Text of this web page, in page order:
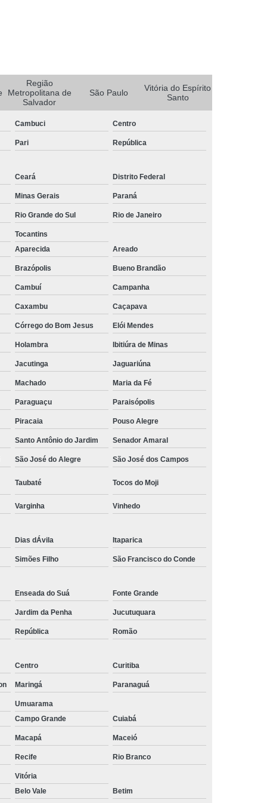
Rastreador Portátil para Carros
Rastreador Via Satelite para Carros
Empresa de Rastreador Automotivo
Rastreador Automotivo
Rastreador e Bloqueador para Carros
Rastreador Eletrônico Automotivo
para Carros de Empresa
Instalação de Rastreador em Caminhão
de Caminhão Belo Horizonte
Rastreador Gps para Caminhão
para Caminhão Via Satélite
Rastreador Via Satélite para Caminhão
Sistema de Rastreamento de Caminhões
Especializada em Rastreador de Carro
Carro
Rastreador de Carro Belo Horizonte
Rastreador Gps para Carros
Rastreador Veicular para Carro
Rastreador Veicular para Frota
para Carros
Rastreador de Carros
em Carro
Rastreador Gps Carro
no Carro
Rastreador para Carro
Empresa de Rastreamento de Automóveis
Carros
Rastreamento Carros Via Satélite
Rastreamento de Carros
Rastreamento de Carros e Caminhões
Rastreamento de Carros Minas Gerais
Gestão de Frotas Rastreamento
Caminhões
Rastreamento de Frota Veicular
Rastreamento de Frotas
Frotas
Empresa de Rastreamento de Carros
Região
Metropolitana de
Salvador
São Paulo
Vitória do Espírito
Santo
Cambuci Centro
Pari República
Ceará Distrito Federal
Minas Gerais Paraná
Rio Grande do Sul Rio de Janeiro
Tocantins
Aparecida Areado
Brazópolis Bueno Brandão
Cambuí Campanha
Caxambu Caçapava
Córrego do Bom Jesus Elói Mendes
Holambra Ibitiúra de Minas
Jacutinga Jaguariúna
Machado Maria da Fé
Paraguaçu Paraisópolis
Piracaia Pouso Alegre
Santo Antônio do Jardim Senador Amaral
São José do Alegre São José dos Campos
Taubaté Tocos do Moji
Varginha Vinhedo
Dias dÁvila Itaparica
Simões Filho São Francisco do Conde
Enseada do Suá Fonte Grande
Jardim da Penha Jucutuquara
República Romão
Centro Curitiba
Maringá Paranaguá
Umuarama
Campo Grande Cuiabá
Macapá Maceió
Recife Rio Branco
Vitória
Belo Vale Betim